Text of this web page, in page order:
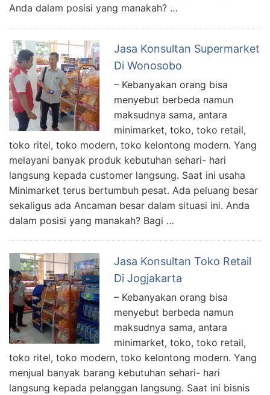
Anda dalam posisi yang manakah? …
Jasa Konsultan Supermarket
Di Wonosobo
– Kebanyakan orang bisa
menyebut berbeda namun
maksudnya sama, antara
minimarket, toko, toko retail,
toko ritel, toko modern, toko kelontong modern. Yang
melayani banyak produk kebutuhan sehari- hari
langsung kepada customer langsung. Saat ini usaha
Minimarket terus bertumbuh pesat. Ada peluang besar
sekaligus ada Ancaman besar dalam situasi ini. Anda
dalam posisi yang manakah? Bagi …
Jasa Konsultan Toko Retail
Di Jogjakarta
– Kebanyakan orang bisa
menyebut berbeda namun
maksudnya sama, antara
minimarket, toko, toko retail,
toko ritel, toko modern, toko kelontong modern. Yang
menjual banyak barang kebutuhan sehari- hari
langsung kepada pelanggan langsung. Saat ini bisnis